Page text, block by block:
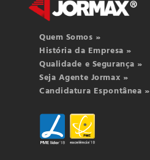
Quem Somos »
História da Empresa »
Qualidade e Segurança »
Seja Agente Jormax »
Candidatura Espontânea »